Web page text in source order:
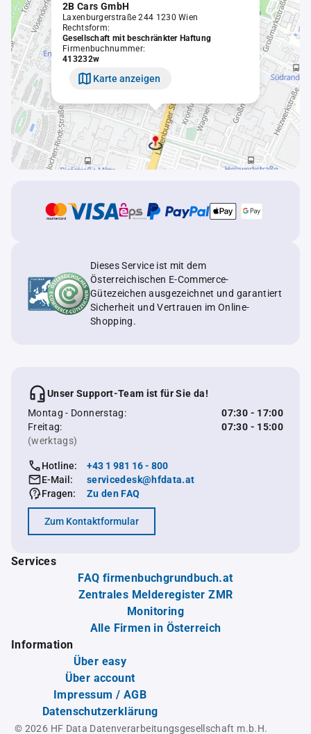
2B Cars GmbH
Laxenburgerstraße 244 1230 Wien
Rechtsform:
Gesellschaft mit beschränkter Haftung
Firmenbuchnummer:
413232w
Karte anzeigen
Dieses Service ist mit dem
Österreichischen E-Commerce-
Gütezeichen ausgezeichnet und garantiert
Sicherheit und Vertrauen im Online-
Shopping.
Unser Support-Team ist für Sie da!
Montag - Donnerstag:
07:30 - 17:00
Freitag:
07:30 - 15:00
(werktags)
Hotline:
+43 1 981 16 - 800
E-Mail:
servicedesk@hfdata.at
Fragen:
Zu den FAQ
Zum Kontaktformular
Services
FAQ firmenbuchgrundbuch.at
Zentrales Melderegister ZMR
Monitoring
Alle Firmen in Österreich
Information
Über easy
Über account
Impressum / AGB
Datenschutzerklärung
© 2026 HF Data Datenverarbeitungsgesellschaft m.b.H.